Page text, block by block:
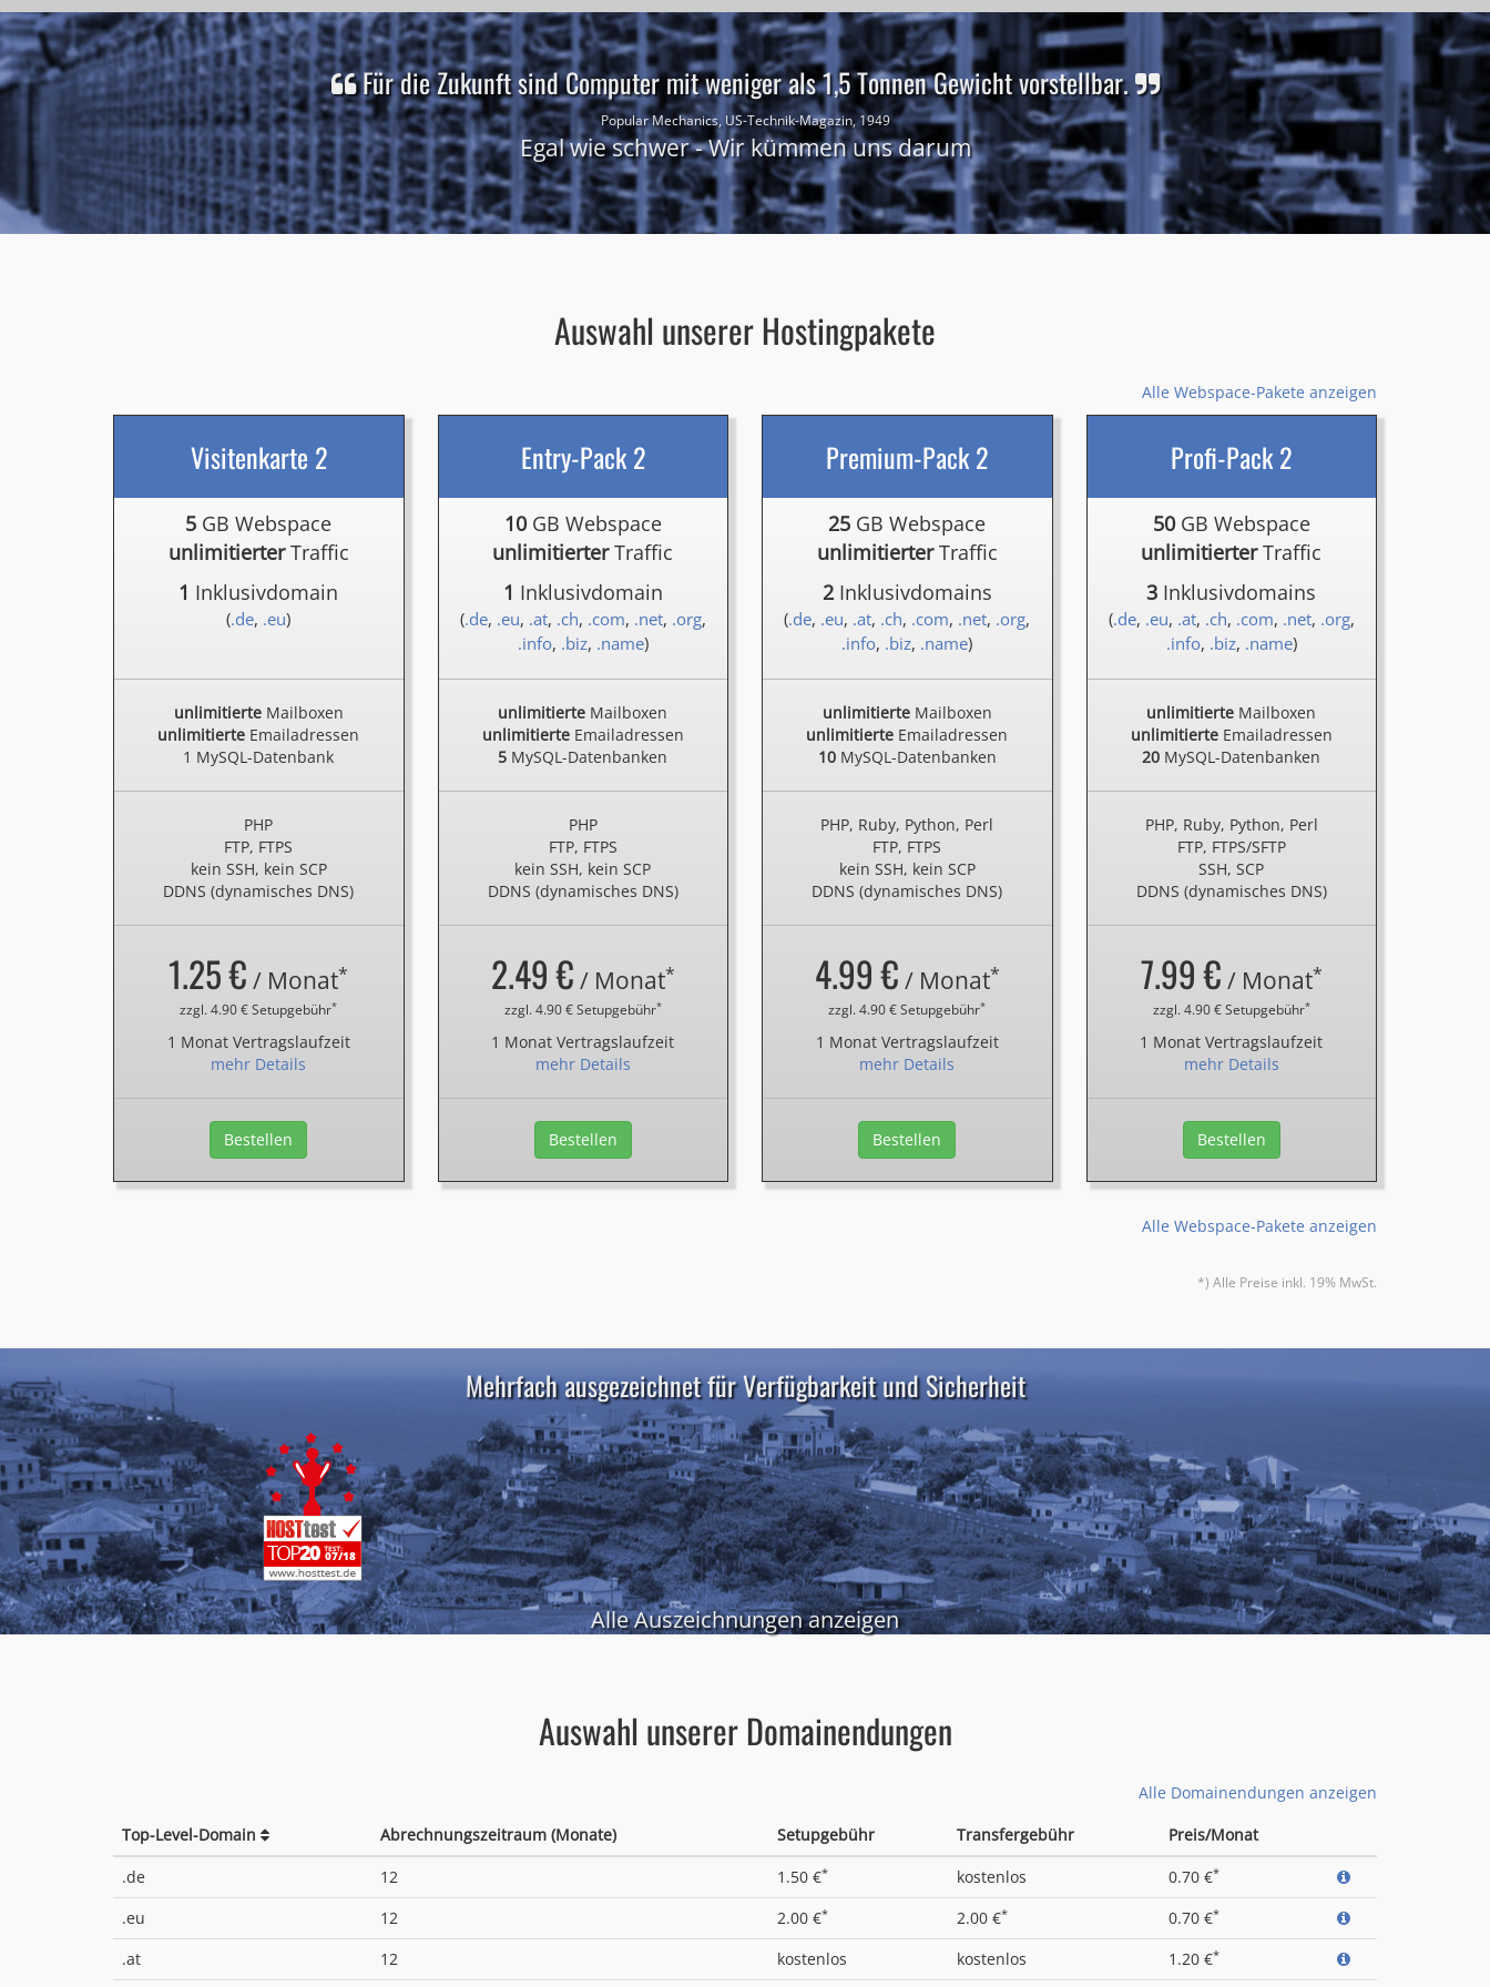
Für die Zukunft sind Computer mit weniger als 1,5 Tonnen Gewicht vorstellbar.
Popular Mechanics, US-Technik-Magazin, 1949
Egal wie schwer - Wir kümmen uns darum
Auswahl unserer Hostingpakete
Alle Webspace-Pakete anzeigen
Visitenkarte 2
5 GB Webspace
unlimitierterTraffic
1 Inklusivdomain
(.de, .eu)
unlimitierteMailboxen
unlimitierte Emailadressen
1 MySQL-Datenbank
PHP
FTP, FTPS
kein SSH, kein SCP
DDNS (dynamisches DNS)
1.25 € / Monat*
zzgl. 4.90 € Setupgebühr*
1 Monat Vertragslaufzeit
mehr Details
Bestellen
Entry-Pack 2
10GB Webspace
unlimitierterTraffic
1 Inklusivdomain
(.de, .eu, .at, .ch, .com, .net, .org,
.info, .biz, .name)
unlimitierte Mailboxen
unlimitierteEmailadressen
5 MySQL-Datenbanken
PHP
FTP, FTPS
kein SSH, kein SCP
DDNS (dynamisches DNS)
2.49 € / Monat*
zzgl. 4.90 € Setupgebühr*
1 Monat Vertragslaufzeit
mehr Details
Bestellen
Premium-Pack 2
25 GB Webspace
unlimitierterTraffic
2Inklusivdomains
(.de, .eu, .at, .ch, .com, .net, .org,
.info, .biz, .name)
unlimitierteMailboxen
unlimitierte Emailadressen
10MySQL-Datenbanken
PHP, Ruby, Python, Perl
FTP, FTPS
kein SSH, kein SCP
DDNS (dynamisches DNS)
4.99 € / Monat*
zzgl. 4.90 € Setupgebühr*
1 Monat Vertragslaufzeit
mehr Details
Bestellen
Profi-Pack 2
50GB Webspace
unlimitierterTraffic
3 Inklusivdomains
(.de, .eu, .at, .ch, .com, .net, .org,
.info, .biz, .name)
unlimitierte Mailboxen
unlimitierteEmailadressen
20 MySQL-Datenbanken
PHP, Ruby, Python, Perl
FTP, FTPS/SFTP
SSH, SCP
DDNS (dynamisches DNS)
7.99 € / Monat*
zzgl. 4.90 € Setupgebühr*
1 Monat Vertragslaufzeit
mehr Details
Bestellen
Alle Webspace-Pakete anzeigen
*) Alle Preise inkl. 19% MwSt.
Mehrfach ausgezeichnet für Verfügbarkeit und Sicherheit
Alle Auszeichnungen anzeigen
Auswahl unserer Domainendungen
Alle Domainendungen anzeigen
Top-Level-Domain
Abrechnungszeitraum (Monate) Setupgebühr Transfergebühr
Preis/Monat
.de
12 1.50 €* kostenlos 0.70 €*
.eu 12 2.00 €* 2.00 €* 0.70 €*
.at 12 kostenlos kostenlos 1.20 €*